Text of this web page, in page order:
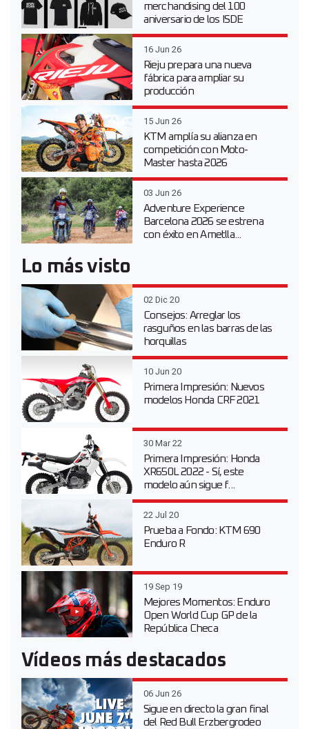
merchandising del 100
aniversario de los ISDE
16 Jun 26
Rieju prepara una nueva
fábrica para ampliar su
producción
15 Jun 26
KTM amplía su alianza en
competición con Moto-
Master hasta 2026
03 Jun 26
Adventure Experience
Barcelona 2026 se estrena
con éxito en Ametlla...
Lo más visto
02 Dic 20
Consejos: Arreglar los
rasguños en las barras de las
horquillas
10 Jun 20
Primera Impresión: Nuevos
modelos Honda CRF 2021
30 Mar 22
Primera Impresión: Honda
XR650L 2022 - Sí, este
modelo aún sigue f...
22 Jul 20
Prueba a Fondo: KTM 690
Enduro R
19 Sep 19
Mejores Momentos: Enduro
Open World Cup GP de la
República Checa
Vídeos más destacados
06 Jun 26
Sigue en directo la gran final
del Red Bull Erzbergrodeo